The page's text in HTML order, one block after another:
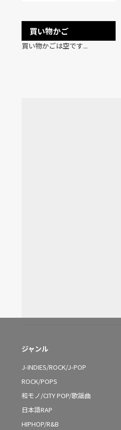
買い物かご
買い物かごは空です...
ジャンル
J-INDIES/ROCK/J-POP
ROCK/POPS
和モノ/CITY POP/歌謡曲
日本語RAP
HIPHOP/R&B